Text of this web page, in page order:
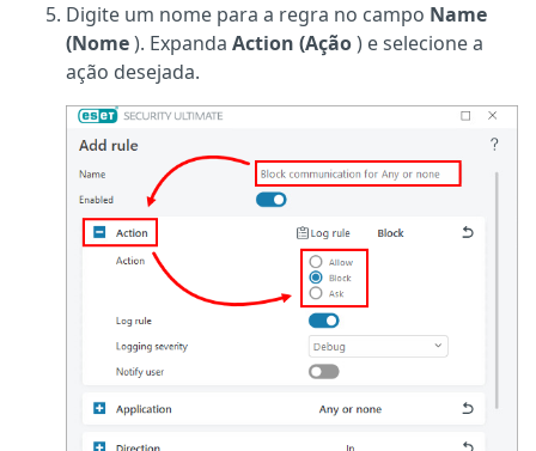
Digite um nome para a regra no campo Name
(Nome). Expanda Action (Ação) e selecione a
ação desejada.